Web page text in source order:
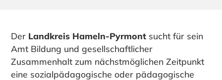
Der Landkreis Hameln-Pyrmont sucht für sein
Amt Bildung und gesellschaftlicher
Zusammenhalt zum nächstmöglichen Zeitpunkt
eine sozialpädagogische oder pädagogische